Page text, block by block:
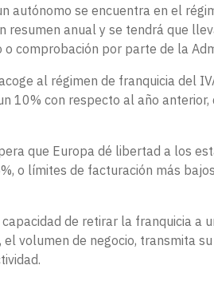
autónomo se encuentra en el
resumen anual y se tendrá que
comprobación por parte de la
al régimen de franquicia del
10% con respecto al año anterior,
que Europa dé libertad a los
o límites de facturación más
de retirar la franquicia a
volumen de negocio, transmita